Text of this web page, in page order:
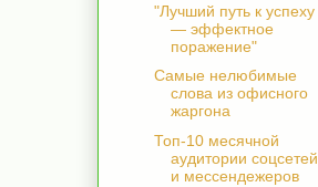
"Лучший путь к успеху
— эффектное
поражение"
Самые нелюбимые
слова из офисного
жаргона
Топ-10 месячной
аудитории соцсетей
и мессендежеров